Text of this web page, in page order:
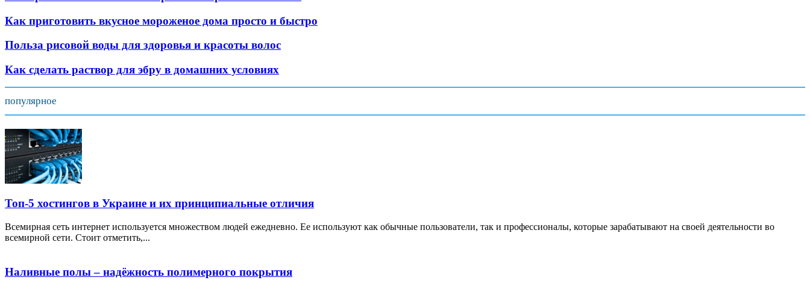
Как приготовить вкусное мороженое дома просто и быстро
Польза рисовой воды для здоровья и красоты волос
Как сделать раствор для эбру в домашних условиях
популярное
Топ-5 хостингов в Украине и их принципиальные отличия
Всемирная сеть интернет используется множеством людей ежедневно. Ее используют как обычные пользователи, так и профессионалы, которые зарабатывают на своей деятельности во
всемирной сети. Стоит отметить,...
Наливные полы – надёжность полимерного покрытия